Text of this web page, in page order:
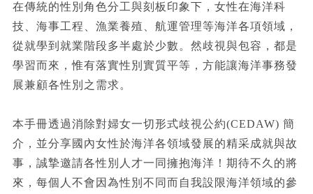
在傳統的性別角色分工與刻板印象下，女性在海洋科
技、海事工程、漁業養殖、航運管理等海洋各項領域，
從就學到就業階段多半處於少數。然歧視與包容，都是
學習而來，惟有落實性別實質平等，方能讓海洋事務發
展兼顧各性別之需求。
本手冊透過消除對婦女一切形式歧視公約(CEDAW) 簡
介，並分享國內女性於海洋各領域發展的精采成就與故
事，誠摯邀請各性別人才一同擁抱海洋！期待不久的將
來，每個人不會因為性別不同而自我設限海洋領域的參